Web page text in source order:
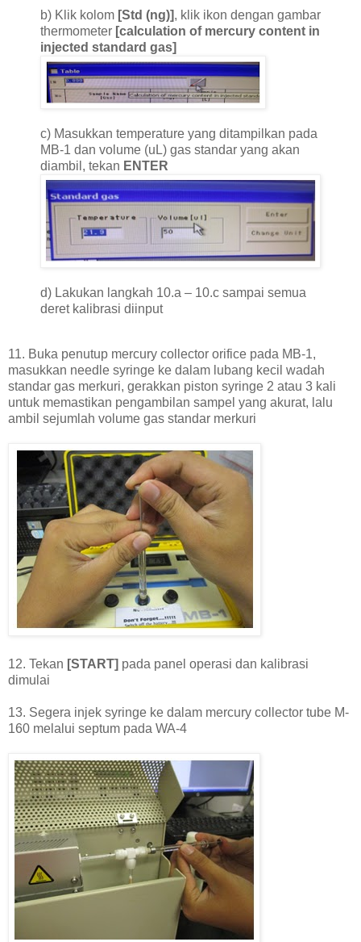
b) Klik kolom [Std (ng)], klik ikon dengan gambar
thermometer [calculation of mercury content in
injected standard gas]
c) Masukkan temperature yang ditampilkan pada
MB-1 dan volume (uL) gas standar yang akan
diambil, tekan ENTER
d) Lakukan langkah 10.a – 10.c sampai semua
deret kalibrasi diinput
11. Buka penutup mercury collector orifice pada MB-1,
masukkan needle syringe ke dalam lubang kecil wadah
standar gas merkuri, gerakkan piston syringe 2 atau 3 kali
untuk memastikan pengambilan sampel yang akurat, lalu
ambil sejumlah volume gas standar merkuri
12. Tekan [START] pada panel operasi dan kalibrasi
dimulai
13. Segera injek syringe ke dalam mercury collector tube M-
160 melalui septum pada WA-4